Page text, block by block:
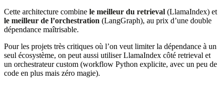
Cette architecture combine le meilleur du retrieval (LlamaIndex) et
le meilleur de l’orchestration (LangGraph), au prix d’une double
dépendance maîtrisable.
Pour les projets très critiques où l’on veut limiter la dépendance à un
seul écosystème, on peut aussi utiliser LlamaIndex côté retrieval et
un orchestrateur custom (workflow Python explicite, avec un peu de
code en plus mais zéro magie).